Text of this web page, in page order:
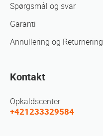
Spørgsmål og svar
Garanti
Annullering og Returnering
Kontakt
Opkaldscenter
+421233329584